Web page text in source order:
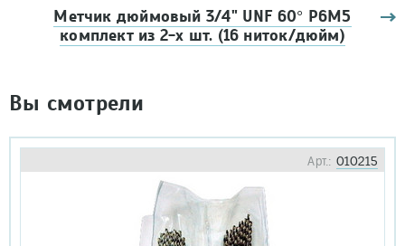
Метчик дюймовый 3/4" UNF 60° Р6М5
комплект из 2-х шт. (16 ниток/дюйм)
Вы смотрели
Арт.: 010215